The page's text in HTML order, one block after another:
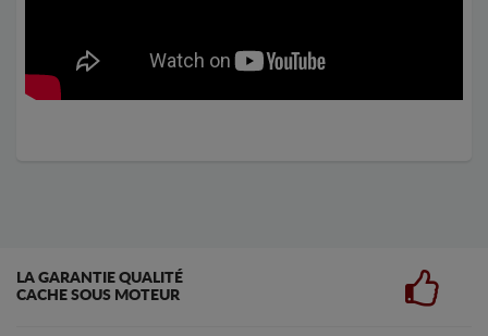
LA GARANTIE QUALITÉ
CACHE SOUS MOTEUR